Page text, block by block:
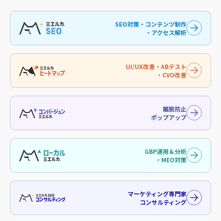
SEO対策・コンテンツ制作
・アクセス解析
UI/UX改善・ABテスト
・CVO改善
離脱防止
ポップアップ
GBP運用＆分析
・MEO対策
マーケティング専門家
コンサルティング